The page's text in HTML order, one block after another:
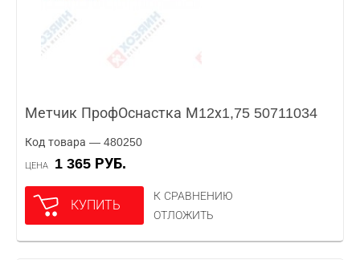
Метчик ПрофОснастка М12х1,75 50711034
Код товара — 480250
ЦЕНА 1 365 РУБ.
КУПИТЬ
К СРАВНЕНИЮ
ОТЛОЖИТЬ